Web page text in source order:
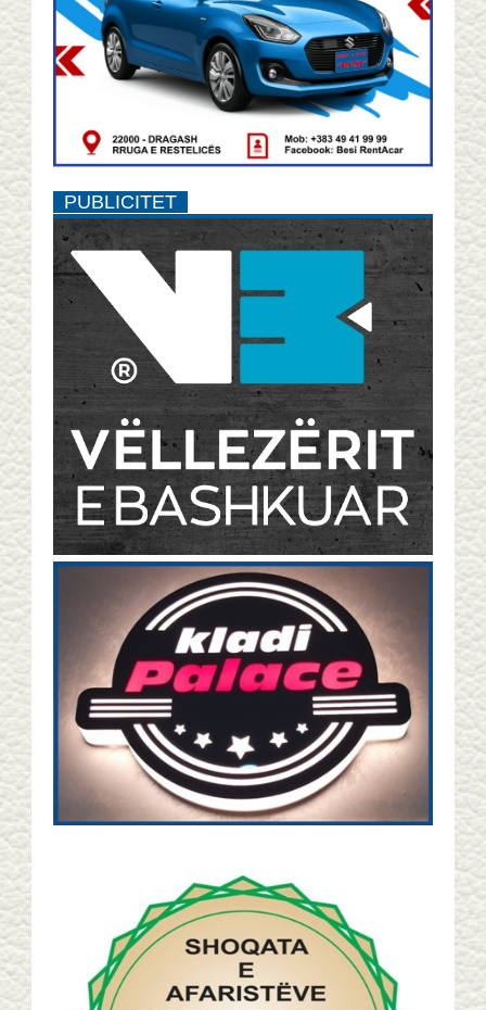
PUBLICITET